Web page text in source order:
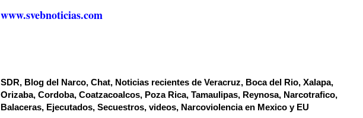
www.svebnoticias.com
SDR, Blog del Narco, Chat, Noticias recientes de Veracruz, Boca del Rio, Xalapa,
Orizaba, Cordoba, Coatzacoalcos, Poza Rica, Tamaulipas, Reynosa, Narcotrafico,
Balaceras, Ejecutados, Secuestros, videos, Narcoviolencia en Mexico y EU